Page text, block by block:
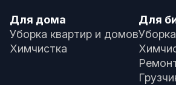
Для дома
Уборка квартир и домов
Химчистка
Для
Уборка